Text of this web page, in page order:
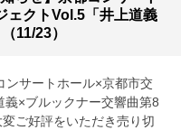
ェクトVol.5「井上道義
11/23）
ンサートホール×京都市交
×ブルックナー交響曲第8
ご好評をいただき売り切